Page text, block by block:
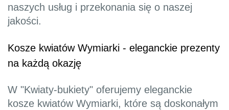
naszych usług i przekonania się o naszej
jakości.
Kosze kwiatów Wymiarki - eleganckie prezenty
na każdą okazję
W "Kwiaty-bukiety" oferujemy eleganckie
kosze kwiatów Wymiarki, które są doskonałym